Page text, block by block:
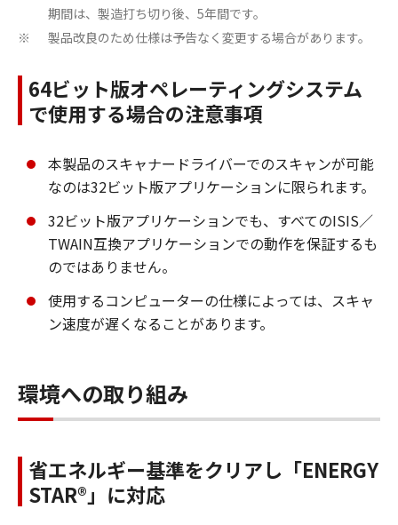
期間は、製造打ち切り後、5年間です。
※ 製品改良のため仕様は予告なく変更する場合があります。
64ビット版オペレーティングシステム
で使用する場合の注意事項
本製品のスキャナードライバーでのスキャンが可能
なのは32ビット版アプリケーションに限られます。
32ビット版アプリケーションでも、すべてのISIS／
TWAIN互換アプリケーションでの動作を保証するも
のではありません。
使用するコンピューターの仕様によっては、スキャ
ン速度が遅くなることがあります。
環境への取り組み
省エネルギー基準をクリアし「ENERGY
STAR®」に対応